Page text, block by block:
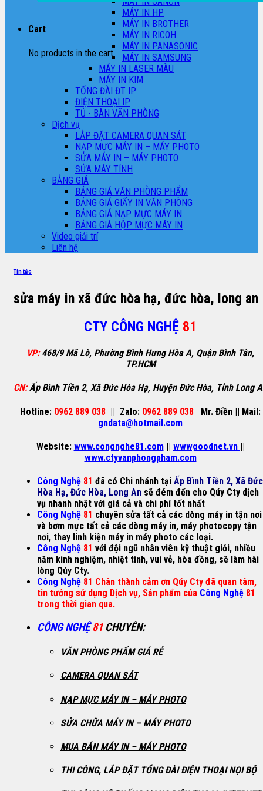
Cart
No products in the cart.
MÁY IN HP
MÁY IN BROTHER
MÁY IN RICOH
MÁY IN PANASONIC
MÁY IN SAMSUNG
MÁY IN LASER MÀU
MÁY IN KIM
TỔNG ĐÀI ĐT IP
ĐIỆN THOẠI IP
TỦ - BÀN VĂN PHÒNG
Dịch vụ
LẮP ĐẶT CAMERA QUAN SÁT
NẠP MỰC MÁY IN – MÁY PHOTO
SỬA MÁY IN – MÁY PHOTO
SỬA MÁY TÍNH
BẢNG GIÁ
BẢNG GIÁ VĂN PHÒNG PHẨM
BẢNG GIÁ GIẤY IN VĂN PHÒNG
BẢNG GIÁ NẠP MỰC MÁY IN
BẢNG GIÁ HỘP MỰC MÁY IN
Video giải trí
Liên hệ
Tin tức
sửa máy in xã đức hòa hạ, đức hòa, long an
CTY CÔNG NGHỆ 81
VP: 468/9 Mã Lò, Phường Bình Hưng Hòa A, Quận Bình Tân,
TP.HCM
CN: Ấp Bình Tiền 2, Xã Đức Hòa Hạ, Huyện Đức Hòa, Tỉnh Long
Hotline: 0962 889 038 || Zalo: 0962 889 038 Mr. Điền || Mail:
gndata@hotmail.com
Website: www.congnghe81.com|| wwwgoodnet.vn ||
www.ctyvanphongpham.com
Công Nghệ 81 đã có Chi nhánh tại Ấp Bình Tiền 2, Xã Đức
Hòa Hạ, Đức Hòa, Long An sẽ đém đến cho Qúy Cty dịch
vụ nhanh nhật với giá cả và chi phí tốt nhất
Công Nghệ 81 chuyên sửa tất cả các dòng máy in tận nơi
và bơm mực tất cả các dòng máy in, máy photocopy tận
nơi, thay linh kiện máy in máy photo các loại.
Công Nghệ 81 với đội ngũ nhân viên kỹ thuật giỏi, nhiều
năm kinh nghiệm, nhiệt tình, vui vẻ, hòa đồng, sẽ làm hài
lòng Qúy Cty.
Công Nghệ 81 Chân thành cảm ơn Qúy Cty đã quan tâm,
tin tưởng sử dụng Dịch vụ, Sản phẩm của Công Nghệ 81
trong thời gian qua.
CÔNG NGHỆ81 CHUYÊN:
VĂN PHÒNG PHẨM GIÁ RẺ
CAMERA QUAN SÁT
NẠP MỰC MÁY IN – MÁY PHOTO
SỬA CHỮA MÁY IN – MÁY PHOTO
MUA BÁN MÁY IN – MÁY PHOTO
THI CÔNG, LẮP ĐẶT TỔNG ĐÀI ĐIỆN THOẠI NỌI BỘ